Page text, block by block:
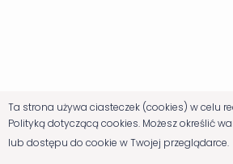
Ta strona używa ciasteczek (cookies) w celu
Polityką dotyczącą cookies. Możesz określić
lub dostępu do cookie w Twojej przeglądarce.